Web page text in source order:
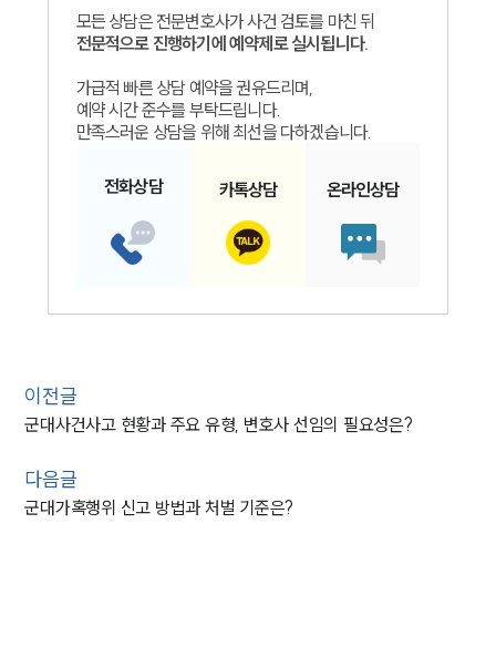
모든 상담은 전문변호사가 사건 검토를 마친 뒤
전문적으로 진행하기에 예약제로 실시됩니다.
가급적 빠른 상담 예약을 권유드리며,
예약 시간 준수를 부탁드립니다.
만족스러운 상담을 위해 최선을 다하겠습니다.
전화상담 카톡상담 온라인상담
이전글
군대사건사고 현황과 주요 유형, 변호사 선임의 필요성은?
다음글
군대가혹행위 신고 방법과 처벌 기준은?